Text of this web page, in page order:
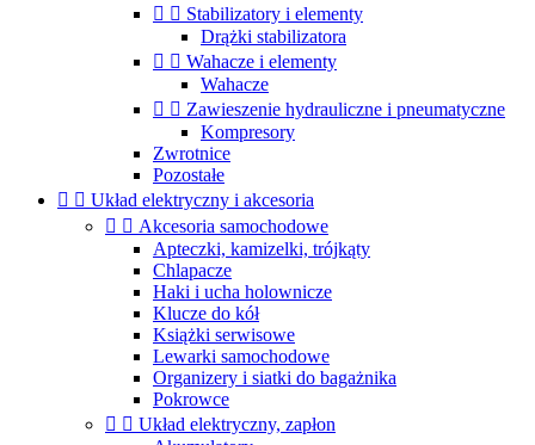
  Stabilizatory i elementy
Drążki stabilizatora
  Wahacze i elementy
Wahacze
  Zawieszenie hydrauliczne i pneumatyczne
Kompresory
Zwrotnice
Pozostałe
  Układ elektryczny i akcesoria
  Akcesoria samochodowe
Apteczki, kamizelki, trójkąty
Chlapacze
Haki i ucha holownicze
Klucze do kół
Książki serwisowe
Lewarki samochodowe
Organizery i siatki do bagażnika
Pokrowce
  Układ elektryczny, zapłon